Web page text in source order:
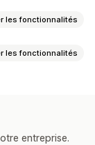
les fonctionnalités
les fonctionnalités
entreprise.